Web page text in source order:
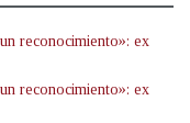
reconocimiento»: ex
reconocimiento»: ex